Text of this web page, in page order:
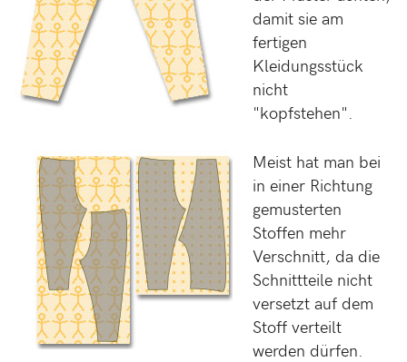
damit sie am
fertigen
Kleidungsstück
nicht
"kopfstehen".
Meist hat man bei
in einer Richtung
gemusterten
Stoffen mehr
Verschnitt, da die
Schnittteile nicht
versetzt auf dem
Stoff verteilt
werden dürfen.